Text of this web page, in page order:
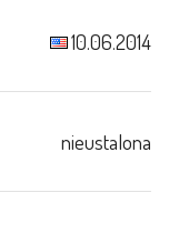
10.06.2014
nieustalona